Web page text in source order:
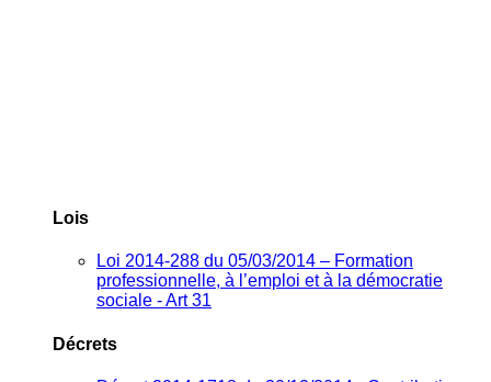
Lois
Loi 2014-288 du 05/03/2014 – Formation
professionnelle, à l’emploi et à la démocratie
sociale - Art 31
Décrets